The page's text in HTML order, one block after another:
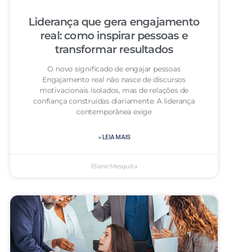
Liderança que gera engajamento
real: como inspirar pessoas e
transformar resultados
O novo significado de engajar pessoas
Engajamento real não nasce de discursos
motivacionais isolados, mas de relações de
confiança construídas diariamente. A liderança
contemporânea exige
» LEIA MAIS
Eliane Mesquita